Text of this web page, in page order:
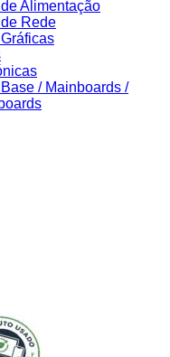
Alimentação
Rede
/ Mainboards /